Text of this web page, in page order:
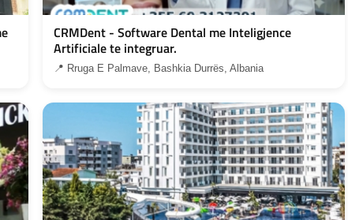
CRMDent - Software Dental me Inteligjence
Artificiale te integruar.
📍 Rruga E Palmave, Bashkia Durrës, Albania